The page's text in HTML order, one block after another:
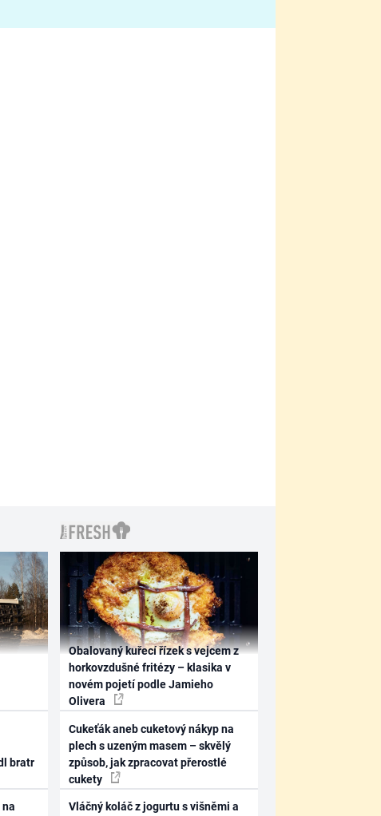
bratr
Obalovaný kuřecí řízek s vejcem z
horkovzdušné fritézy – klasika v
novém pojetí podle Jamieho
Olivera
Cukeťák aneb cuketový nákyp na
plech s uzeným masem – skvělý
způsob, jak zpracovat přerostlé
cukety
Vláčný koláč z jogurtu s višněmi a